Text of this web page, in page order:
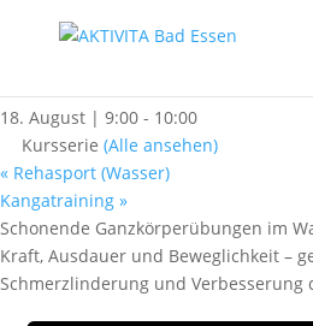
« Alle Kurse
18. August | 9:00 - 10:00
Kursserie (Alle ansehen)
« Rehasport (Wasser)
Kangatraining »
Schonende Ganzkörperübungen im
Kraft, Ausdauer und Beweglichkeit –
Schmerzlinderung und Verbesserung